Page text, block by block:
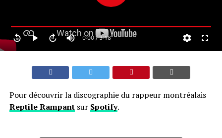
0:00 / 3:18
Pour découvrir la discographie du rappeur montréalais
Reptile Rampantsur Spotify.